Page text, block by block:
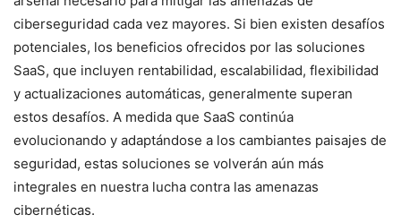
ciberseguridad cada vez mayores. Si bien existen ⁤desafíos
potenciales, los beneficios ofrecidos por las soluciones
SaaS, que incluyen ‍rentabilidad, escalabilidad, ‍flexibilidad
y actualizaciones automáticas, generalmente superan
estos desafíos. A medida que SaaS continúa⁢
evolucionando y adaptándose a los cambiantes paisajes de
​seguridad, estas soluciones se volverán aún más
integrales en nuestra lucha contra las amenazas‍
cibernéticas.